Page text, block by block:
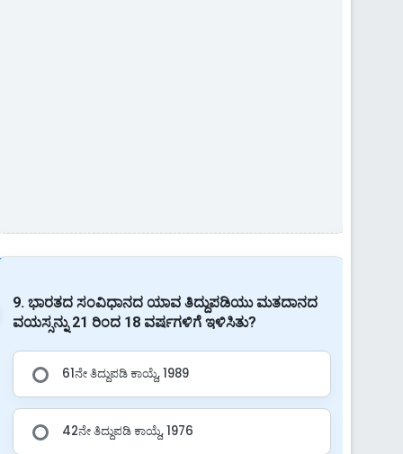
9. ಭಾರತದ ಸಂವಿಧಾನದ ಯಾವ ತಿದ್ದುಪಡಿಯು ಮತದಾನದ
ವಯಸ್ಸನ್ನು 21 ರಿಂದ 18 ವರ್ಷಗಳಿಗೆ ಇಳಿಸಿತು?
61ನೇ ತಿದ್ದುಪಡಿ ಕಾಯ್ದೆ, 1989
42ನೇ ತಿದ್ದುಪಡಿ ಕಾಯ್ದೆ, 1976